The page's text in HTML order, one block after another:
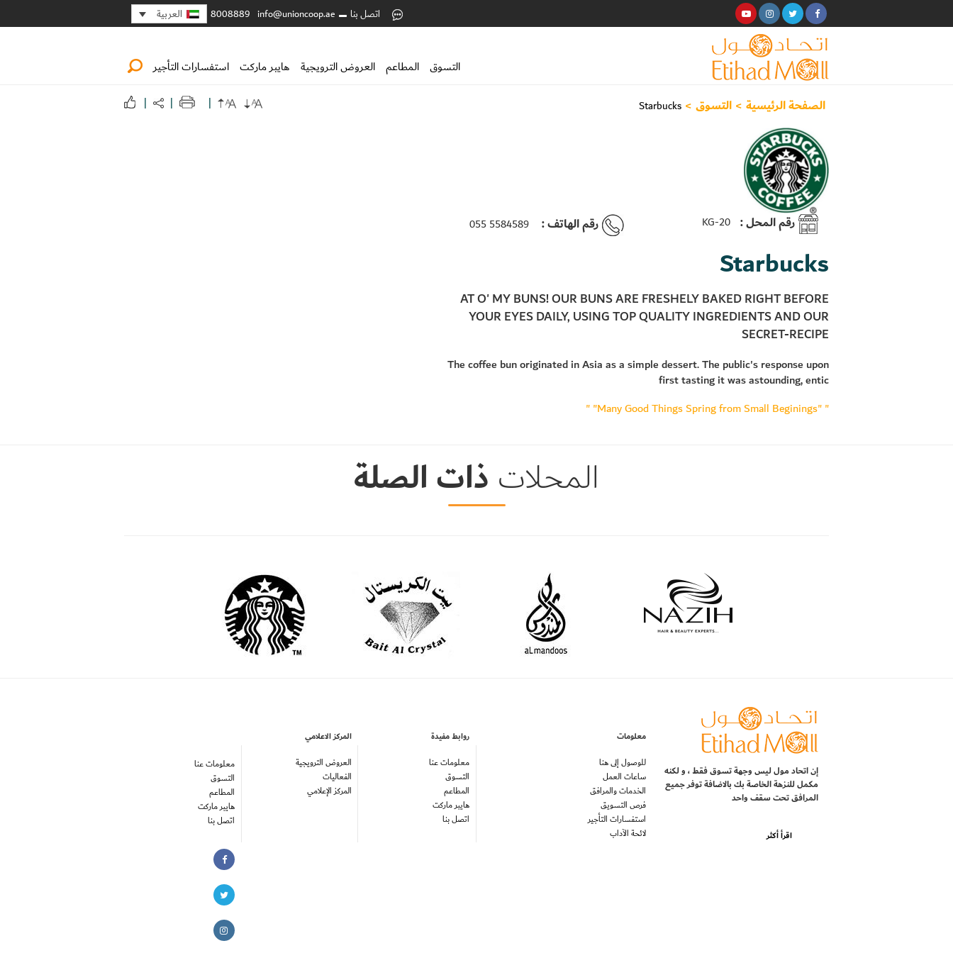
اتصل بنا info@unioncoop.ae
8008889 العربية
التسوق المطاعم العروض الترويجية هايبر ماركت استفسارات التأجير
الصفحة الرئيسية > التسوق >
Starbucks
رقم المحل : KG-20 رقم الهاتف : 055 5584589
Starbucks
AT O' MY BUNS! OUR BUNS ARE FRESHELY BAKED RIGHT BEFORE
YOUR EYES DAILY, USING TOP QUALITY INGREDIENTS AND OUR
SECRET-RECIPE
The coffee bun originated in Asia as a simple dessert. The public's response upon
first tasting it was astounding, entic
" "Many Good Things Spring from Small Beginings" "
المحلات ذات الصلة
إن اتحاد مول ليس وجهة تسوق فقط ، و لكنه
مكمل للنزهة الخاصة بك بالاضافة توفر جميع
المرافق تحت سقف واحد
اقرأ أكثر
معلومات
للوصول إلى هنا
ساعات العمل
الخدمات والمرافق
فرص التسويق
استفسارات التأجير
لائحة الآداب
روابط مفيدة
معلومات عنا
التسوق
المطاعم
هايبر ماركت
اتصل بنا
المركز الاعلامي
العروض الترويجية
الفعاليات
المركز الإعلامي
معلومات عنا
التسوق
المطاعم
هايبر ماركت
اتصل بنا